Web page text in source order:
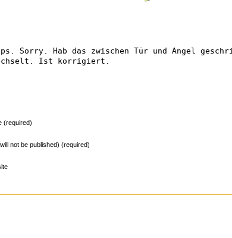
Sorry. Hab das zwischen Tür und Angel
Ist korrigiert.
(required)
not be published) (required)